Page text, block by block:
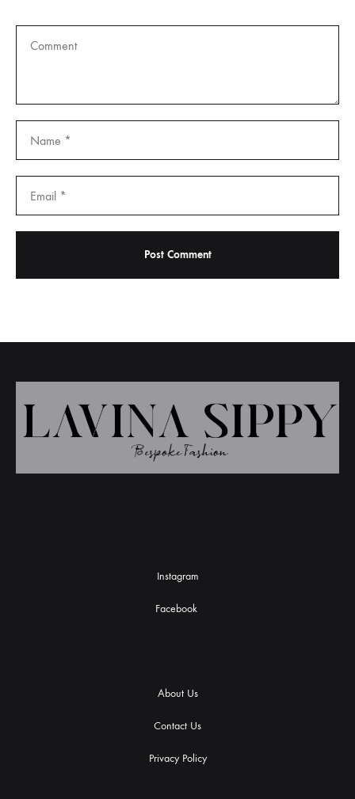
Instagram
Facebook
About Us
Contact Us
Privacy Policy